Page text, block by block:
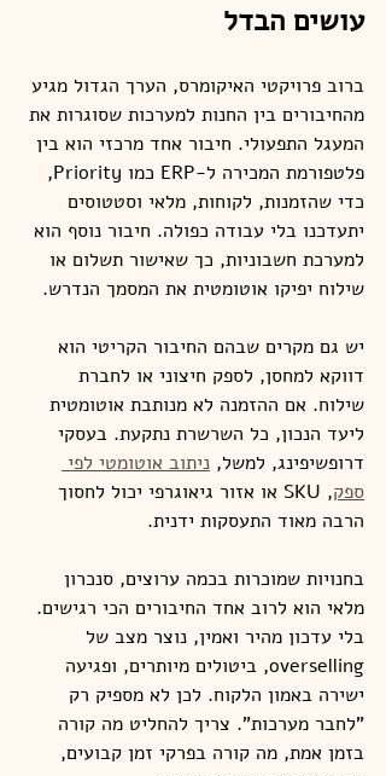
עושים הבדל
ברוב פרויקטי האיקומרס, הערך הגדול מגיע
מהחיבורים בין החנות למערכות שסוגרות את
המעגל התפעולי. חיבור אחד מרכזי הוא בין
פלטפורמת המכירה ל-ERP כמו Priority,
כדי שהזמנות, לקוחות, מלאי וסטטוסים
יתעדכנו בלי עבודה כפולה. חיבור נוסף הוא
למערכת חשבוניות, כך שאישור תשלום או
שילוח יפיקו אוטומטית את המסמך הנדרש.
יש גם מקרים שבהם החיבור הקריטי הוא
דווקא למחסן, לספק חיצוני או לחברת
שילוח. אם ההזמנה לא מנותבת אוטומטית
ליעד הנכון, כל השרשרת נתקעת. בעסקי
דרופשיפינג, למשל, ניתוב אוטומטי לפי
ספק
, SKU או אזור גיאוגרפי יכול לחסוך
הרבה מאוד התעסקות ידנית.
בחנויות שמוכרות בכמה ערוצים, סנכרון
מלאי הוא לרוב אחד החיבורים הכי רגישים.
בלי עדכון מהיר ואמין, נוצר מצב של
overselling, ביטולים מיותרים, ופגיעה
ישירה באמון הלקוח. לכן לא מספיק רק
"לחבר מערכות". צריך להחליט מה קורה
בזמן אמת, מה קורה בפרקי זמן קבועים,